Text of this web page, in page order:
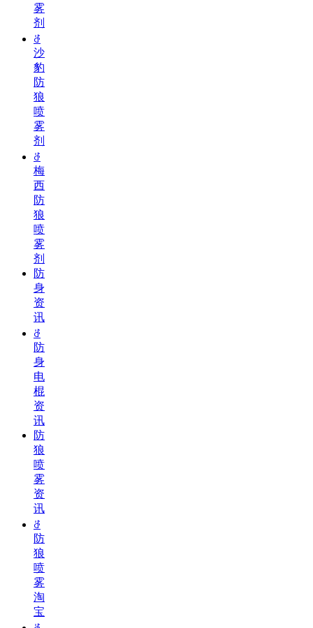
雾
剂
ꁕ
沙
豹
防
狼
喷
雾
剂
ꁕ
梅
西
防
狼
喷
雾
剂
防
身
资
讯
ꁕ
防
身
电
棍
资
讯
防
狼
喷
雾
资
讯
ꁕ
防
狼
喷
雾
淘
宝